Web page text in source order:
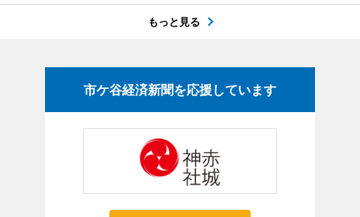
もっと見る
市ケ谷経済新聞を応援しています